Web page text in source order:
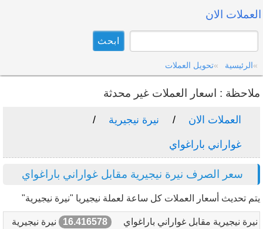
العملات الان
الرئيسية تحويل العملات
ملاحظة : اسعار العملات غير محدثة
العملات الان نيرة نيجيرية
غواراني باراغواي
سعر الصرف نيرة نيجيرية مقابل غواراني باراغواي
يتم تحديث أسعار العملات كل ساعة لعملة نيجيريا "نيرة نيجيرية"
نيرة نيجيرية مقابل غواراني باراغواي 16.416578
نيرة نيجيرية